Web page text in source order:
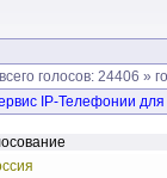
голосов: 24406 »
IP-Телефонии